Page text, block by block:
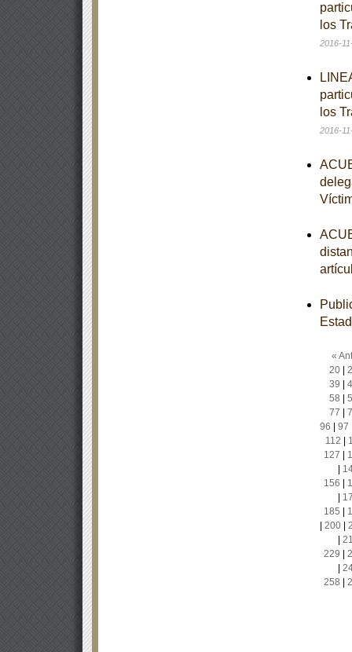
los
2016-
los
2016-
«
20|
39
58
77
96
97
112
127
156
185
200|
229
258